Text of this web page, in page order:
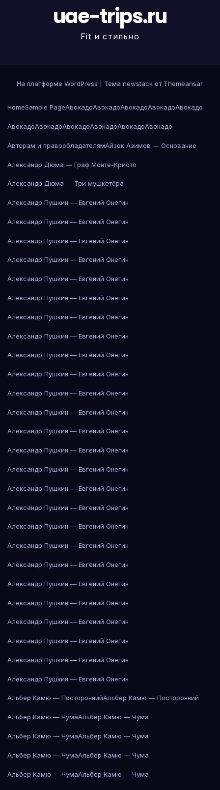
uae-trips.ru
Fit и стильно
На платформе WordPress Тема newstack от Themeansar.
HomeSample PageАвокадоАвокадоАвокадоАвокадоАвокадо
АвокадоАвокадоАвокадоАвокадоАвокадоАвокадо
Авторам и правообладателямАйзек Азимов — Основание
Александр Дюма — Граф Монте-Кристо
Александр Дюма — Три мушкетёра
Александр Пушкин — Евгений Онегин
Александр Пушкин — Евгений Онегин
Александр Пушкин — Евгений Онегин
Александр Пушкин — Евгений Онегин
Александр Пушкин — Евгений Онегин
Александр Пушкин — Евгений Онегин
Александр Пушкин — Евгений Онегин
Александр Пушкин — Евгений Онегин
Александр Пушкин — Евгений Онегин
Александр Пушкин — Евгений Онегин
Александр Пушкин — Евгений Онегин
Александр Пушкин — Евгений Онегин
Александр Пушкин — Евгений Онегин
Александр Пушкин — Евгений Онегин
Александр Пушкин — Евгений Онегин
Александр Пушкин — Евгений Онегин
Александр Пушкин — Евгений Онегин
Александр Пушкин — Евгений Онегин
Александр Пушкин — Евгений Онегин
Александр Пушкин — Евгений Онегин
Александр Пушкин — Евгений Онегин
Александр Пушкин — Евгений Онегин
Александр Пушкин — Евгений Онегин
Александр Пушкин — Евгений Онегин
Александр Пушкин — Евгений Онегин
Александр Пушкин — Евгений Онегин
Альбер Камю — ПостороннийАльбер Камю — Посторонний
Альбер Камю — ЧумаАльбер Камю — Чума
Альбер Камю — ЧумаАльбер Камю — Чума
Альбер Камю — ЧумаАльбер Камю — Чума
Альбер Камю — ЧумаАльбер Камю — Чума